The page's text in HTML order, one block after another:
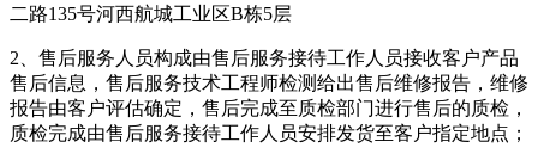
二路135号河西航城工业区B栋5层
2、售后服务人员构成由售后服务接待工作人员接收客户产品
售后信息，售后服务技术工程师检测给出售后维修报告，维修
报告由客户评估确定，售后完成至质检部门进行售后的质检，
质检完成由售后服务接待工作人员安排发货至客户指定地点；